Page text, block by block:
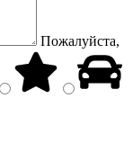
Пожалуйста,